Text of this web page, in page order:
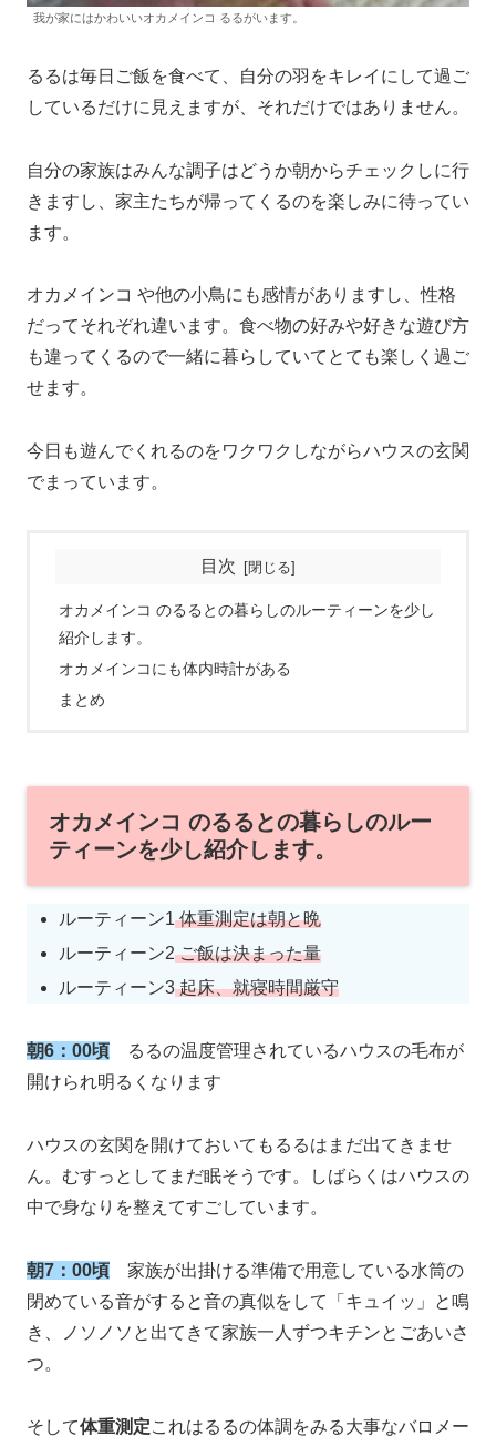
我が家にはかわいいオカメインコ るるがいます。
るるは毎日ご飯を食べて、自分の羽をキレイにして過ご
しているだけに見えますが、それだけではありません。
自分の家族はみんな調子はどうか朝からチェックしに行
きますし、家主たちが帰ってくるのを楽しみに待ってい
ます。
オカメインコ や他の小鳥にも感情がありますし、性格
だってそれぞれ違います。食べ物の好みや好きな遊び方
も違ってくるので一緒に暮らしていてとても楽しく過ご
せます。
今日も遊んでくれるのをワクワクしながらハウスの玄関
でまっています。
目次
オカメインコ のるるとの暮らしのルーティーンを少し
紹介します。
オカメインコにも体内時計がある
まとめ
オカメインコ のるるとの暮らしのルー
ティーンを少し紹介します。
ルーティーン1体重測定は朝と晩
ルーティーン2ご飯は決まった量
ルーティーン3起床、就寝時間厳守
朝6：00頃 るるの温度管理されているハウスの毛布が
開けられ明るくなります
ハウスの玄関を開けておいてもるるはまだ出てきませ
ん。むすっとしてまだ眠そうです。しばらくはハウスの
中で身なりを整えてすごしています。
朝7：00頃 家族が出掛ける準備で用意している水筒の
閉めている音がすると音の真似をして「キュイッ」と鳴
き、ノソノソと出てきて家族一人ずつキチンとごあいさ
つ。
そして体重測定これはるるの体調をみる大事なバロメー